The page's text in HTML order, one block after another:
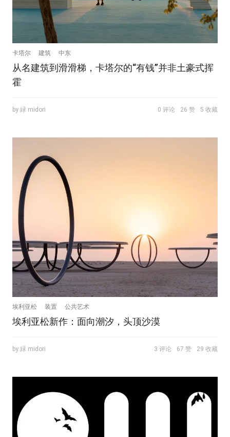
卡塔尔 建筑 中东
从名建筑到滑滑梯，卡塔尔的“有钱”并非土豪式挥
霍
by 緑 midori 0 评论 26 赞 5 收藏
埃利亚松 装置 公共艺术
埃利亚松新作：面向潮汐，头顶沙漠
by 緑 midori 3 评论 67 赞 29 收藏